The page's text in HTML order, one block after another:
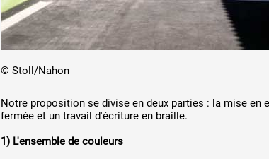
© Stoll/Nahon
Notre proposition se divise en deux parties : la mise en
fermée et un travail d'écriture en braille.
1) L'ensemble de couleurs